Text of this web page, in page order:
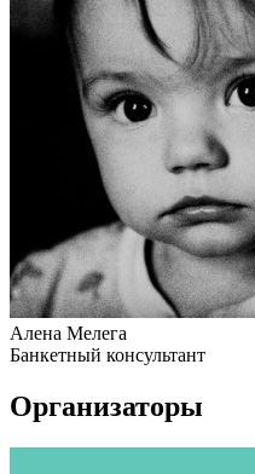
Алена Мелега
Банкетный консультант
Организаторы